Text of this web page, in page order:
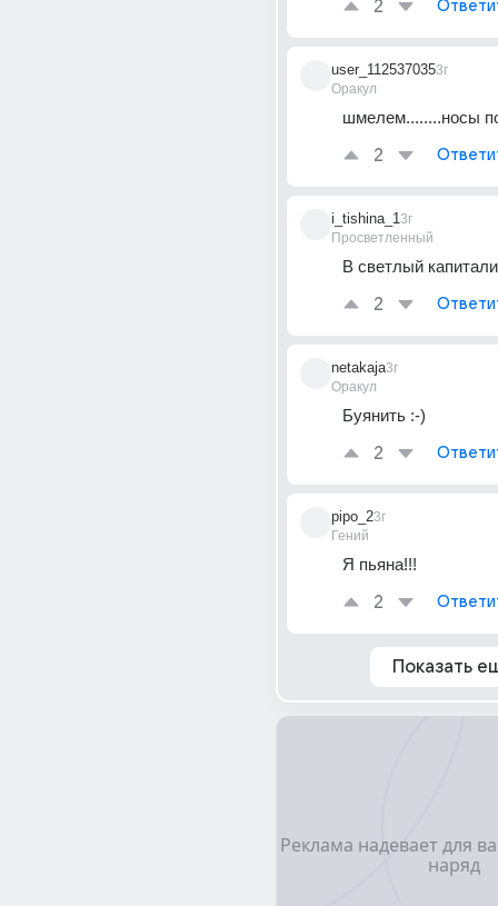
2
user_112537035
Оракул
3г
шмелем........носы
2
i_tishina_1
Просветленный
3г
В светлый
2
netakaja
Оракул
3г
Буянить :-)
2
pipo_2
Гений
3г
Я пьяна!!!
2
Показать